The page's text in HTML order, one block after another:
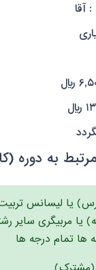
: آقا
ریال
به دوره
تئوری (۱۰ درس) یا لیسانس
یا مربیگری سایر
ها تمام درجه ها